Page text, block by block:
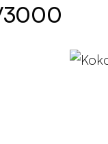
3000